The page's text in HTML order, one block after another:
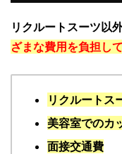
リクルートスーツ以
ざまな費用を負担し
リクルートス
美容室でのカ
面接交通費